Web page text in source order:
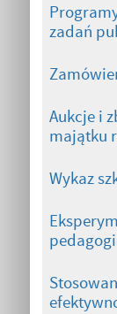
zadań
Aukcje i
majątku
Wykaz